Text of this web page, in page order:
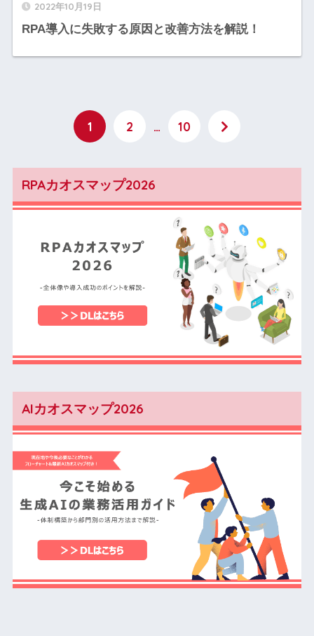
2022年10月19日
RPA導入に失敗する原因と改善方法を解説！
1 2 … 10
RPAカオスマップ2026
AIカオスマップ2026